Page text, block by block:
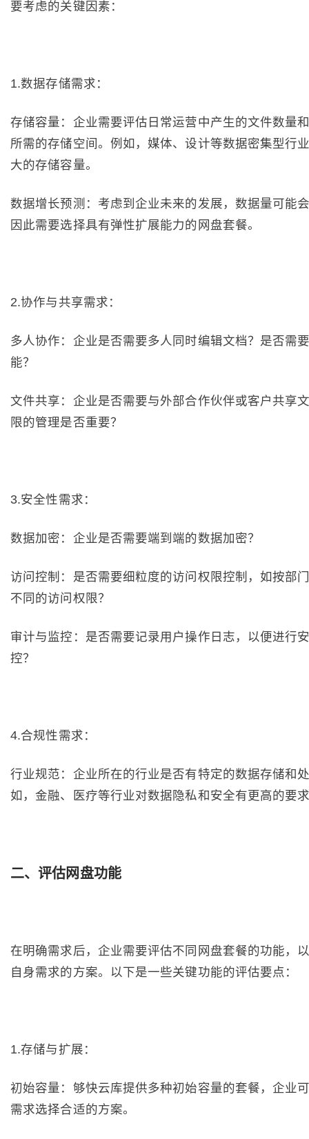
要考虑的关键因素：
1.数据存储需求：
存储容量：企业需要评估日常运营中产生的文件数量
所需的存储空间。例如，媒体、设计等数据密集型行
大的存储容量。
数据增长预测：考虑到企业未来的发展，数据量可能
因此需要选择具有弹性扩展能力的网盘套餐。
2.协作与共享需求：
多人协作：企业是否需要多人同时编辑文档？是否需
能？
文件共享：企业是否需要与外部合作伙伴或客户共享
限的管理是否重要？
3.安全性需求：
数据加密：企业是否需要端到端的数据加密？
访问控制：是否需要细粒度的访问权限控制，如按部
不同的访问权限？
审计与监控：是否需要记录用户操作日志，以便进行
控？
4.合规性需求：
行业规范：企业所在的行业是否有特定的数据存储和
如，金融、医疗等行业对数据隐私和安全有更高的要
二、评估网盘功能
在明确需求后，企业需要评估不同网盘套餐的功能，
自身需求的方案。以下是一些关键功能的评估要点：
1.存储与扩展：
初始容量：够快云库提供多种初始容量的套餐，企业
需求选择合适的方案。